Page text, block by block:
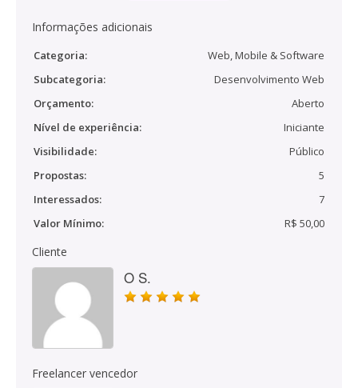
Informações adicionais
Categoria:
Web, Mobile & Software
Subcategoria:
Desenvolvimento Web
Orçamento:
Aberto
Nível de experiência:
Iniciante
Visibilidade:
Público
Propostas:
5
Interessados:
7
Valor Mínimo:
R$ 50,00
Cliente
O S.
Freelancer vencedor